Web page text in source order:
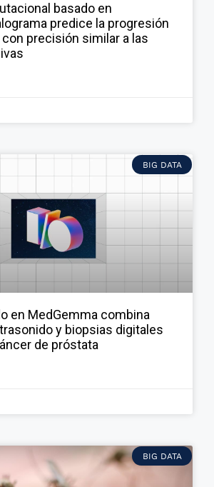
basado en
predice la progresión
precisión similar a las
BIG DATA
en MedGemma combina
y biopsias digitales
de próstata
BIG DATA